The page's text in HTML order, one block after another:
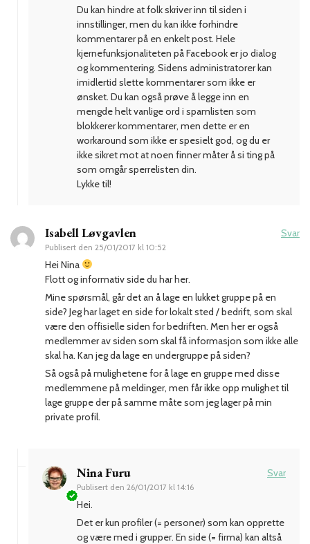
Du kan hindre at folk skriver inn til siden i
innstillinger, men du kan ikke forhindre
kommentarer på en enkelt post. Hele
kjernefunksjonaliteten på Facebook er jo dialog
og kommentering. Sidens administratorer kan
imidlertid slette kommentarer som ikke er
ønsket. Du kan også prøve å legge inn en
mengde helt vanlige ord i spamlisten som
blokkerer kommentarer, men dette er en
workaround som ikke er spesielt god, og du er
ikke sikret mot at noen finner måter å si ting på
som omgår sperrelisten din.
Lykke til!
Isabell Løvgavlen
Publisert den 25/01/2017 kl 10:52
Svar
Hei Nina
Flott og informativ side du har her.
Mine spørsmål, går det an å lage en lukket gruppe på en
side? Jeg har laget en side for lokalt sted / bedrift, som skal
være den offisielle siden for bedriften. Men her er også
medlemmer av siden som skal få informasjon som ikke alle
skal ha. Kan jeg da lage en undergruppe på siden?
Så også på mulighetene for å lage en gruppe med disse
medlemmene på meldinger, men får ikke opp mulighet til
lage gruppe der på samme måte som jeg lager på min
private profil.
Nina Furu
Publisert den 26/01/2017 kl 14:16
Svar
Hei.
Det er kun profiler (= personer) som kan opprette
og være med i grupper. En side (= firma) kan altså